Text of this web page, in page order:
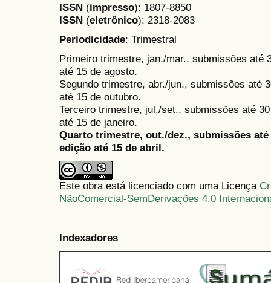
ISSN (impresso): 1807-8850
ISSN (eletrônico): 2318-2083
Periodicidade: Trimestral
Primeiro trimestre, jan./mar., submissões até
até 15 de agosto.
Segundo trimestre, abr./jun., submissões até
até 15 de outubro.
Terceiro trimestre, jul./set., submissões até
até 15 de janeiro.
Quarto trimestre, out./dez., submissões
edição até 15 de abril.
Este obra está licenciado com uma Licença
NãoComercial-SemDerivações 4.0
Indexadores